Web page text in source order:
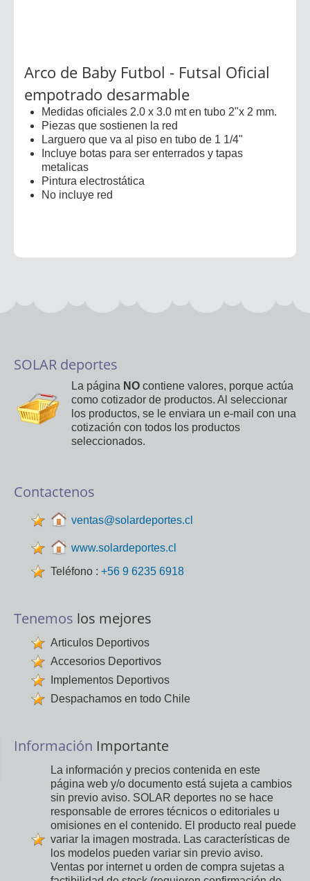
Arco de Baby Futbol - Futsal Oficial
empotrado desarmable
Medidas oficiales 2.0 x 3.0 mt en tubo 2"x 2 mm.
Piezas que sostienen la red
Larguero que va al piso en tubo de 1 1/4"
Incluye botas para ser enterrados y tapas
metalicas
Pintura electrostática
No incluye red
SOLAR deportes
La página NO contiene valores, porque actúa
como cotizador de productos. Al seleccionar
los productos, se le enviara un e-mail con una
cotización con todos los productos
seleccionados.
Contactenos
ventas@solardeportes.cl
www.solardeportes.cl
Teléfono : +56 9 6235 6918
Tenemos los mejores
Articulos Deportivos
Accesorios Deportivos
Implementos Deportivos
Despachamos en todo Chile
Información Importante
La información y precios contenida en este
página web y/o documento está sujeta a cambios
sin previo aviso. SOLAR deportes no se hace
responsable de errores técnicos o editoriales u
omisiones en el contenido. El producto real puede
variar la imagen mostrada. Las características de
los modelos pueden variar sin previo aviso.
Ventas por internet u orden de compra sujetas a